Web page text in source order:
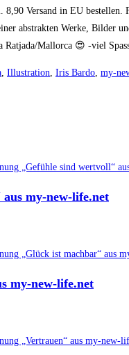
Versand in EU
abstrakten Werke, Bilder
Mallorca 😍 -viel
, Illustration, Iris Bardo, my-
my-new-life.net
my-new-life.net